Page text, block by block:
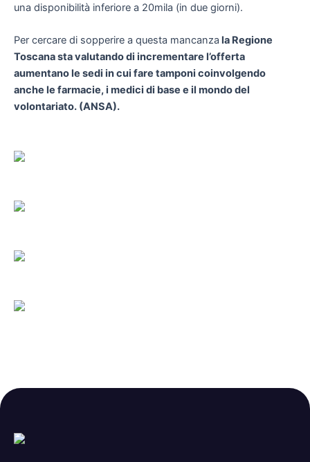
una disponibilità inferiore a 20mila (in due giorni).
Per cercare di sopperire a questa mancanza la Regione
Toscana sta valutando di incrementare l’offerta
aumentano le sedi in cui fare tamponi coinvolgendo
anche le farmacie, i medici di base e il mondo del
volontariato. (ANSA).